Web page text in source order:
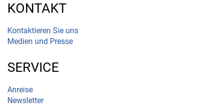
KONTAKT
Kontaktieren Sie uns
Medien und Presse
SERVICE
Anreise
Newsletter